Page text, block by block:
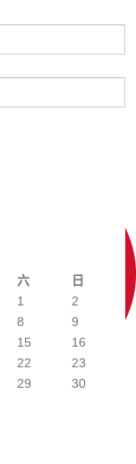
六 日
1
2
8
9
15
16
22
23
29
30